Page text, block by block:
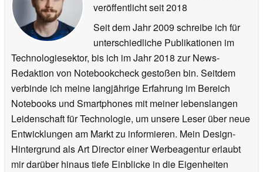
veröffentlichtseit 2018
Seit dem Jahr 2009 schreibe ich für
unterschiedliche Publikationen im
Technologiesektor, bis ich im Jahr 2018 zur News-
Redaktion von Notebookcheck gestoßen bin. Seitdem
verbinde ich meine langjährige Erfahrung im Bereich
Notebooks und Smartphones mit meiner lebenslangen
Leidenschaft für Technologie, um unsere Leser über neue
Entwicklungen am Markt zu informieren. Mein Design-
Hintergrund als Art Director einer Werbeagentur erlaubt
mir darüber hinaus tiefe Einblicke in die Eigenheiten